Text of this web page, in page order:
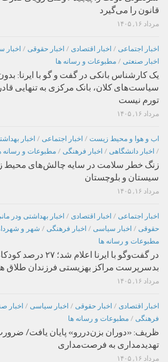
قانون را می‌گیرد
مرداد ۱۶, ۱۴۰۵
اخبار اجتماعی / اخبار اقتصادی / اخبار حقوقی /
اخبار صنعتی / مطبوعات و رسانه ها
یک کارشناس بانکی در گفت و گو با ایرنا:
سیاست‌های کلان، بانک مرکزی به تنهایی قادر
تورم نیست
مرداد ۱۶, ۱۴۰۵
اب و هوا و محیط زیست / اخبار اجتماعی / اخبار
/ اخبار دانشگاهی / اخبار فرهنگی / مطبوعات و رسانه
زنگ خطر سلامت در سایه چالش‌های محیط
سیستان و بلوچستان
مرداد ۱۶, ۱۴۰۵
اخبار اجتماعی / اخبار اقتصادی / اخبار بهداشتی ودر
حقوقی / اخبار سیاسی / اخبار فرهنگی / شهر و
مطبوعات و رسانه ها
در گفت‌وگو با ایرنا اعلام شد؛ ۲۷ درصد
بدسرپرست مراکز بهزیستی فرزندان طلاق
مرداد ۱۶, ۱۴۰۵
اخبار اقتصادی / اخبار حقوقی / اخبار سیاسی / اخبار
فرهنگی / مطبوعات و رسانه ها
ظریف: «دوران بزن‌دررو» پایان یافت/
تهدیدمداری به فرصت‌مداری
مرداد ۱۶, ۱۴۰۵